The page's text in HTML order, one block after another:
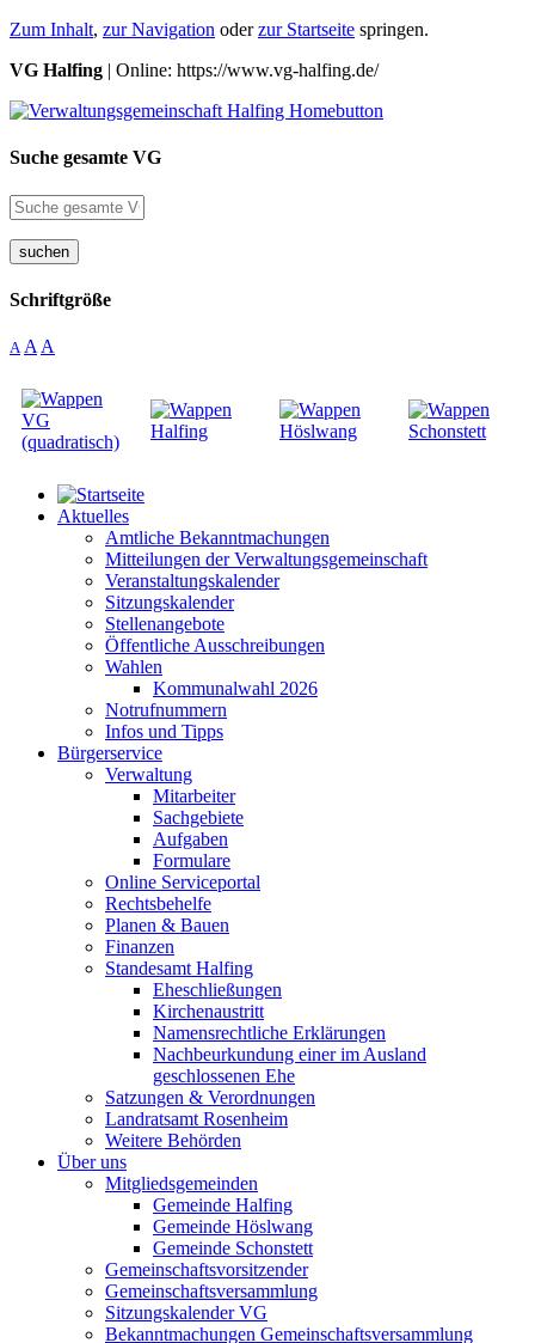
Zum Inhalt, zur Navigation oderzur Startseite springen.
VG Halfing | Online: https://www.vg-halfing.de/
Suche gesamte VG
suchen
Schriftgröße
A A A
Aktuelles
Amtliche Bekanntmachungen
Mitteilungen der Verwaltungsgemeinschaft
Veranstaltungskalender
Sitzungskalender
Stellenangebote
Öffentliche Ausschreibungen
Wahlen
Kommunalwahl 2026
Notrufnummern
Infos und Tipps
Bürgerservice
Verwaltung
Mitarbeiter
Sachgebiete
Aufgaben
Formulare
Online Serviceportal
Rechtsbehelfe
Planen & Bauen
Finanzen
Standesamt Halfing
Eheschließungen
Kirchenaustritt
Namensrechtliche Erklärungen
Nachbeurkundung einer im Ausland
geschlossenen Ehe
Satzungen & Verordnungen
Landratsamt Rosenheim
Weitere Behörden
Über uns
Mitgliedsgemeinden
Gemeinde Halfing
Gemeinde Höslwang
Gemeinde Schonstett
Gemeinschaftsvorsitzender
Gemeinschaftsversammlung
Sitzungskalender VG
Bekanntmachungen Gemeinschaftsversammlung